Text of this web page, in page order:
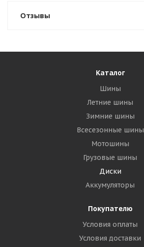
Отзывы
Каталог
Шины
Летние шины
Зимние шины
Всесезонные шины
Мотошины
Грузовые шины
Диски
Аккумуляторы
Покупателю
Условия оплаты
Условия доставки